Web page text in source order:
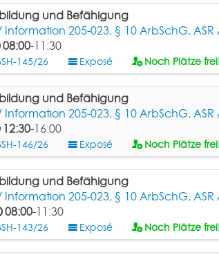
und Befähigung
205-023, § 10 ArbSchG, ASR
08:00-11:30
145/26 Exposé Noch Plätze
und Befähigung
205-023, § 10 ArbSchG, ASR
12:30-16:00
146/26 Exposé Noch Plätze
und Befähigung
205-023, § 10 ArbSchG, ASR
08:00-11:30
143/26 Exposé Noch Plätze